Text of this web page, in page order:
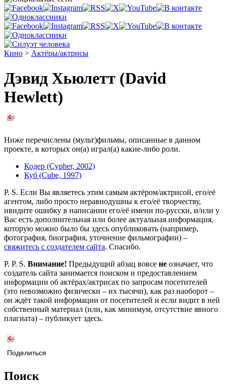
Кино > Актёры/актрисы
Дэвид Хьюлетт (David
Hewlett)
Ниже перечислены (мульт)фильмы, описанные в данном
проекте, в которых он(а) играл(а) какие-либо роли.
Кодер (Cypher, 2002)
Куб (Cube, 1997)
P. S. Если Вы являетесь этим самым актёром/актрисой, его/её
агентом, либо просто неравнодушны к его/её творчеству,
ивидите ошибку в написании его/её имени по-русски, и/или у
Вас есть дополнительная или более актуальная информация,
которую можно было бы здесь опубликовать (например,
фотография, биография, уточнение фильмографии) –
свяжитесь с создателем сайта. Спасибо.
P. P. S. Внимание! Предыдущий абзац вовсе не означает, что
создатель сайта занимается поиском и предоставлением
информации об актёрах/актрисах по запросам посетителей
(это невозможно физически – их тысячи), как раз наоборот –
он ждёт такой информации от посетителей и если видит в ней
собственный материал (или, как минимум, отсутствие явного
плагиата) – публикует здесь.
Поделиться
Поиск